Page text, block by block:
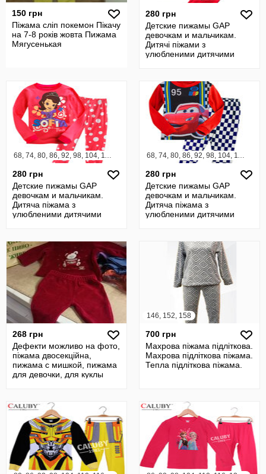
150 грн
Піжама сліп покемон Пікачу
на 7-8 років жовта Пижама
Мягусенькая
280 грн
Детские пижамы GAP
девочкам и мальчикам.
Дитячі піжами з
улюбленими дитячими
68, 74, 80, 86, 92, 98, 104, 110, 116, 122, 128, 134, 140, 146, 152
280 грн
Детские пижамы GAP
девочкам и мальчикам.
Дитяча піжама з
улюбленими дитячими
68, 74, 80, 86, 92, 98, 104, 110, 116, 122, 128, 134, 140, 146, 152, 158
280 грн
Детские пижамы GAP
девочкам и мальчикам.
Дитяча піжама з
улюбленими дитячими
268 грн
Дефекти можливо на фото,
піжама двосекційна,
пижама с мишкой, пижама
для девочки, для куклы
146, 152, 158
700 грн
Махрова піжама підліткова.
Махрова підліткова піжама.
Тепла підліткова піжама.